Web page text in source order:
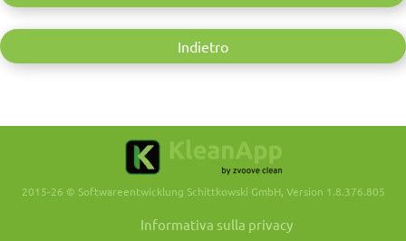
Indietro
2015-26 © Softwareentwicklung Schittkowski GmbH, Version 1.8.376.805
Informativa sulla privacy